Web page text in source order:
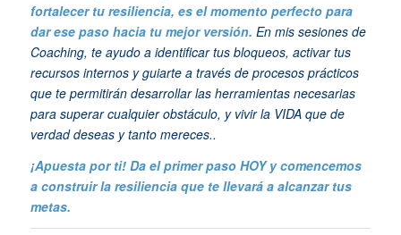
fortalecer tu resiliencia, es el momento perfecto para
dar ese paso hacia tu mejor versión. En mis sesiones de
Coaching, te ayudo a identificar tus bloqueos, activar tus
recursos internos y guiarte a través de procesos prácticos
que te permitirán desarrollar las herramientas necesarias
para superar cualquier obstáculo, y vivir la VIDA que de
verdad deseas y tanto mereces..
¡Apuesta por ti! Da el primer paso HOY y comencemos
a construir la resiliencia que te llevará a alcanzar tus
metas.